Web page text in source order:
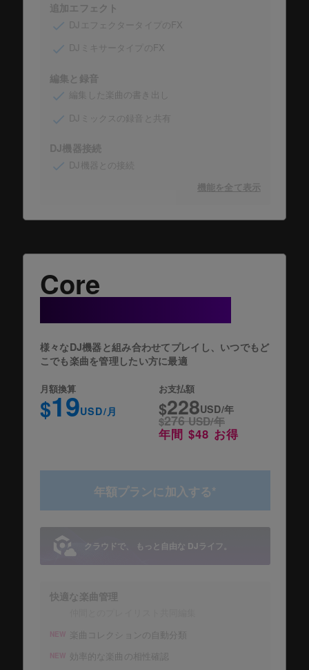
追加エフェクト
DJエフェクタータイプのFX
DJミキサータイプのFX
編集と録音
編集した楽曲の書き出し
DJミックスの録音と共有
DJ機器接続
DJ機器との接続
機能を全て表示
Core
+ Cloud Option
様々なDJ機器と組み合わせてプレイし、いつでもど
こでも楽曲を管理したい方に最適
月額換算
$19USD/月
お支払額
$228USD/年
$276USD/年
年間 $48 お得
年額プランに加入する*
クラウドで、 もっと自由な DJライフ。
快適な楽曲管理
NEW 楽曲コレクションの自動分類
NEW 効率的な楽曲の相性確認